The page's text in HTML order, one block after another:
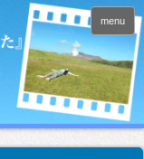
menu